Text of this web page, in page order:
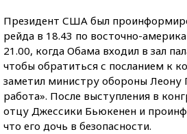
Президент США был
рейда в 18.43 по восточно-
21.00, когда Обама входил в зал
чтобы обратиться с посланием к
заметил министру обороны Леону
работа». После выступления в
отцу Джессики Бьюкенен и
что его дочь в безопасности.